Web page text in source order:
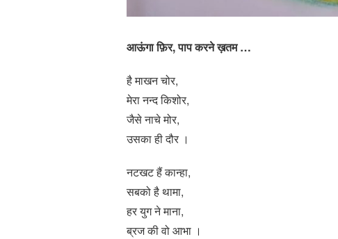
आऊंगा फ़िर, पाप करने ख़तम …
है माखन चोर,
मेरा नन्द किशोर,
जैसे नाचे मोर,
उसका ही दौर ।
नटखट हैं कान्हा,
सबको है थामा,
हर युग ने माना,
ब्रज की वो आभा ।